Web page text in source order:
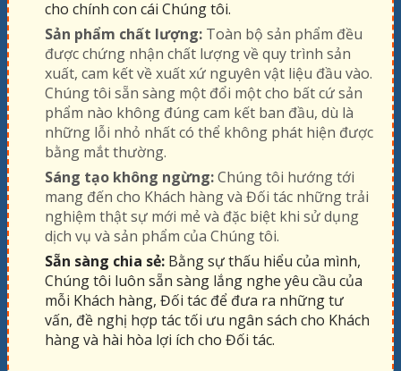
cho chính con cái Chúng tôi.
Sản phẩm chất lượng: Toàn bộ sản phẩm đều
được chứng nhận chất lượng về quy trình sản
xuất, cam kết về xuất xứ nguyên vật liệu đầu vào.
Chúng tôi sẵn sàng một đổi một cho bất cứ sản
phẩm nào không đúng cam kết ban đầu, dù là
những lỗi nhỏ nhất có thể không phát hiện được
bằng mắt thường.
Sáng tạo không ngừng:Chúng tôi hướng tới
mang đến cho Khách hàng và Đối tác những trải
nghiệm thật sự mới mẻ và đặc biệt khi sử dụng
dịch vụ và sản phẩm của Chúng tôi.
Sẵn sàng chia sẻ: Bằng sự thấu hiểu của mình,
Chúng tôi luôn sẵn sàng lắng nghe yêu cầu của
mỗi Khách hàng, Đối tác để đưa ra những tư
vấn, đề nghị hợp tác tối ưu ngân sách cho Khách
hàng và hài hòa lợi ích cho Đối tác.